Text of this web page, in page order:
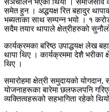
सञचालन भएको थियो । समाजसेवि
समेत हुन । अद्धयक्ष रित बहादुर
भब्यताका साथ सम्पन्न भयो । १
सदैम तयार थापाले क्षेत्रीहरुको
कार्यक्रमका बरिष्ठ उपाद्धयक्ष लेख
थापा थिए । कार्यक्रममा देशै भरीका
थिए ।
समारोहमा क्षेत्री समुदायको
योजनाहरूका बारेमा छलफलपनि
व्यक्तित्वहरूको सहभागिता रहेको